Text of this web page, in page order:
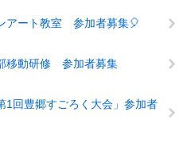
アート教室 参加者募集🎈
移動研修 参加者募集
1回豊郷すごろく大会」参加者